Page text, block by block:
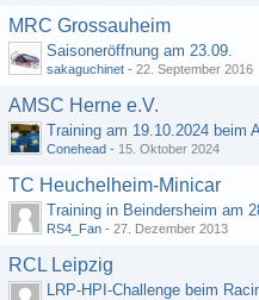
MRC Grossauheim
Saisoneröffnung am 23.09.
sakaguchinet - 22. September 2016
AMSC Herne e.V.
Training am 19.10.2024 beim
Conehead - 15. Oktober 2024
TC Heuchelheim-Minicar
Training in Beindersheim am
RS4_Fan - 27. Dezember 2013
RCL Leipzig
LRP-HPI-Challenge beim